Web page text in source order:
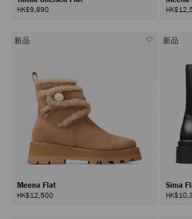
HK$9,890
新品
Meena Flat
HK$12,500
新品
Sima